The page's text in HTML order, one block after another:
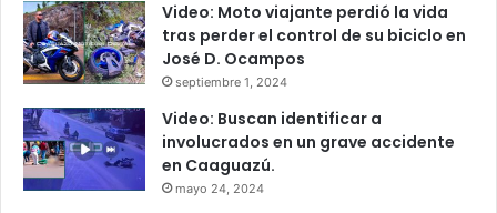
Video: Moto viajante perdió la vida
tras perder el control de su biciclo en
José D. Ocampos
septiembre 1, 2024
Video: Buscan identificar a
involucrados en un grave accidente
en Caaguazú.
mayo 24, 2024